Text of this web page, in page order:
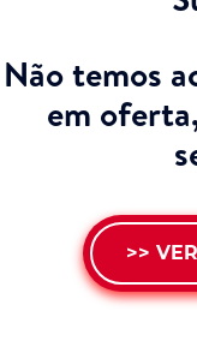
Não temos
em
>>